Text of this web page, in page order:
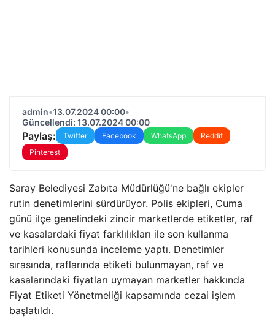
admin•13.07.2024 00:00•
Güncellendi: 13.07.2024 00:00
Paylaş: Twitter Facebook WhatsApp
Reddit
Pinterest
Saray Belediyesi Zabıta Müdürlüğü'ne bağlı ekipler
rutin denetimlerini sürdürüyor. Polis ekipleri, Cuma
günü ilçe genelindeki zincir marketlerde etiketler, raf
ve kasalardaki fiyat farklılıkları ile son kullanma
tarihleri ​​konusunda inceleme yaptı. Denetimler
sırasında, raflarında etiketi bulunmayan, raf ve
kasalarındaki fiyatları uymayan marketler hakkında
Fiyat Etiketi Yönetmeliği kapsamında cezai işlem
başlatıldı.